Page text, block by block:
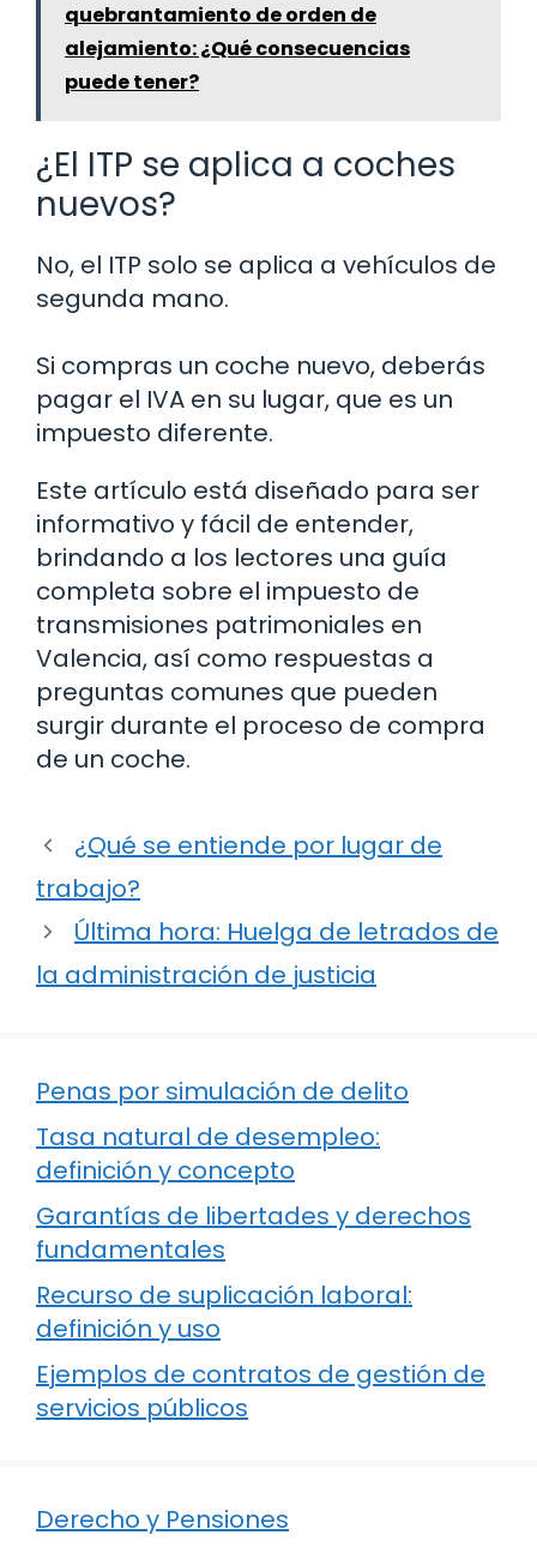
quebrantamiento de orden de
alejamiento: ¿Qué consecuencias
puede tener?
¿El ITP se aplica a coches
nuevos?
No, el ITP solo se aplica a vehículos de
segunda mano.
Si compras un coche nuevo, deberás
pagar el IVA en su lugar, que es un
impuesto diferente.
Este artículo está diseñado para ser
informativo y fácil de entender,
brindando a los lectores una guía
completa sobre el impuesto de
transmisiones patrimoniales en
Valencia, así como respuestas a
preguntas comunes que pueden
surgir durante el proceso de compra
de un coche.
¿Qué se entiende por lugar de
trabajo?
Última hora: Huelga de letrados de
la administración de justicia
Penas por simulación de delito
Tasa natural de desempleo:
definición y concepto
Garantías de libertades y derechos
fundamentales
Recurso de suplicación laboral:
definición y uso
Ejemplos de contratos de gestión de
servicios públicos
Derecho y Pensiones